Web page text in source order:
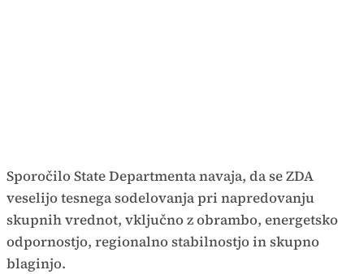
Sporočilo State Departmenta navaja, da se ZDA
veselijo tesnega sodelovanja pri napredovanju
skupnih vrednot, vključno z obrambo, energetsko
odpornostjo, regionalno stabilnostjo in skupno
blaginjo.